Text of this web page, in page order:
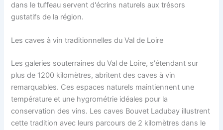
dans le tuffeau servent d'écrins naturels aux trésors
gustatifs de la région.
Les caves à vin traditionnelles du Val de Loire
Les galeries souterraines du Val de Loire, s'étendant sur
plus de 1200 kilomètres, abritent des caves à vin
remarquables. Ces espaces naturels maintiennent une
température et une hygrométrie idéales pour la
conservation des vins. Les caves Bouvet Ladubay illustrent
cette tradition avec leurs parcours de 2 kilomètres dans le